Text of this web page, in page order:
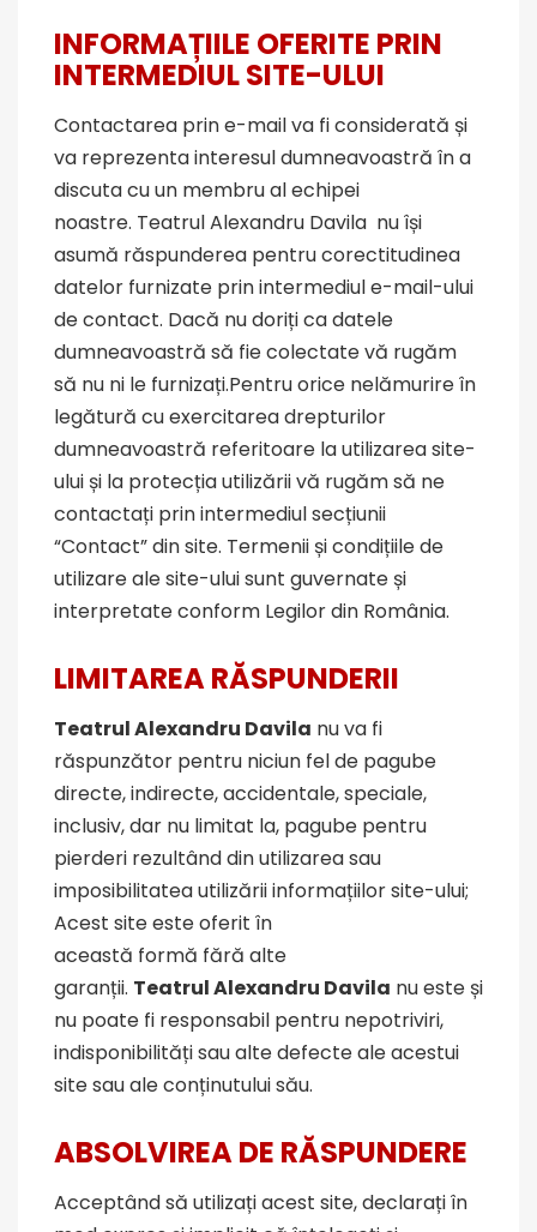
INFORMAȚIILE OFERITE PRIN
INTERMEDIUL SITE-ULUI
Contactarea prin e-mail va fi considerată și
va reprezenta interesul dumneavoastră în a
discuta cu un membru al echipei
noastre. Teatrul Alexandru Davila nu își
asumă răspunderea pentru corectitudinea
datelor furnizate prin intermediul e-mail-ului
de contact. Dacă nu doriți ca datele
dumneavoastră să fie colectate vă rugăm
să nu ni le furnizați.Pentru orice nelămurire în
legătură cu exercitarea drepturilor
dumneavoastră referitoare la utilizarea site-
ului și la protecția utilizării vă rugăm să ne
contactați prin intermediul secțiunii
“Contact” din site. Termenii și condițiile de
utilizare ale site-ului sunt guvernate și
interpretate conform Legilor din România.
LIMITAREA RĂSPUNDERII
Teatrul Alexandru Davila nu va fi
răspunzător pentru niciun fel de pagube
directe, indirecte, accidentale, speciale,
inclusiv, dar nu limitat la, pagube pentru
pierderi rezultând din utilizarea sau
imposibilitatea utilizării informațiilor site-ului;
Acest site este oferit în
această formă fără alte
garanții. Teatrul Alexandru Davila nu este și
nu poate fi responsabil pentru nepotriviri,
indisponibilități sau alte defecte ale acestui
site sau ale conținutului său.
ABSOLVIREA DE RĂSPUNDERE
Acceptând să utilizați acest site, declarați în